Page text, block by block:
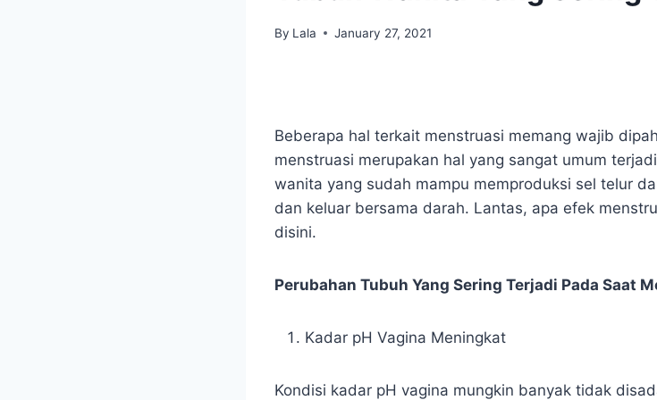
By Lala January 27, 2021
Beberapa hal terkait menstruasi memang wajib
menstruasi merupakan hal yang sangat umum
wanita yang sudah mampu memproduksi sel telur
dan keluar bersama darah. Lantas, apa efek
disini.
Perubahan Tubuh Yang Sering Terjadi Pada Saat
Kadar pH Vagina Meningkat
Kondisi kadar pH vagina mungkin banyak tidak